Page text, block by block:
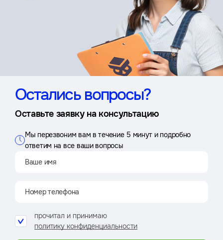
Остались вопросы?
Оставьте заявку на консультацию
Мы перезвоним вам в течение 5 минут и подробно
ответим на все ваши вопросы
прочитал и принимаю
политику конфиденциальности